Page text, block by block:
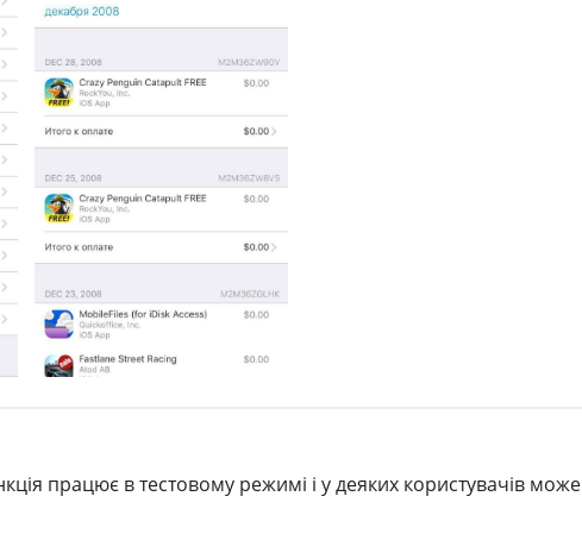
працює в тестовому режимі і у деяких користувачів може